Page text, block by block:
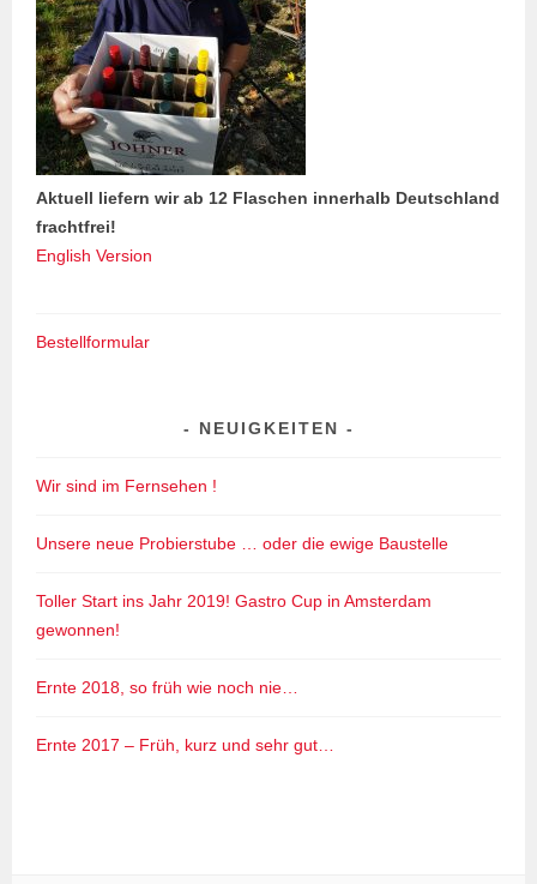
Aktuell liefern wir ab 12 Flaschen innerhalb Deutschland
frachtfrei!
English Version
Bestellformular
NEUIGKEITEN
Wir sind im Fernsehen !
Unsere neue Probierstube … oder die ewige Baustelle
Toller Start ins Jahr 2019! Gastro Cup in Amsterdam
gewonnen!
Ernte 2018, so früh wie noch nie…
Ernte 2017 – Früh, kurz und sehr gut…